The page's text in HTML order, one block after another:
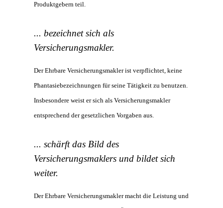
Produktgebern teil.
... bezeichnet sich als
Versicherungsmakler.
Der Ehrbare Versicherungsmakler ist verpflichtet, keine
Phantasiebezeichnungen für seine Tätigkeit zu benutzen.
Insbesondere weist er sich als Versicherungsmakler
entsprechend der gesetzlichen Vorgaben aus.
... schärft das Bild des
Versicherungsmaklers und bildet sich
weiter.
Der Ehrbare Versicherungsmakler macht die Leistung und